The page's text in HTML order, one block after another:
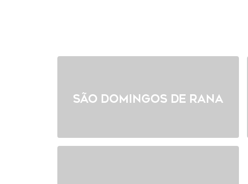
São Domingos de Rana